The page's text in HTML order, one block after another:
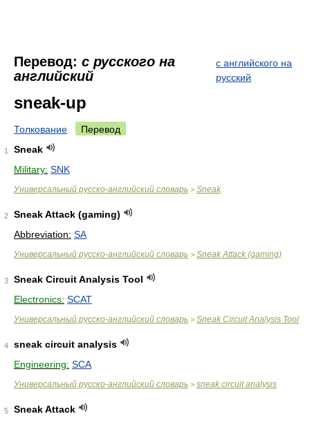
Перевод: с русского на
английский
с английского на
русский
sneak-up
Толкование Перевод
1
Sneak
Military: SNK
Универсальный русско-английский словарь > Sneak
2
Sneak Attack (gaming)
Abbreviation: SA
Универсальный русско-английский словарь > Sneak Attack (gaming)
3
Sneak Circuit Analysis Tool
Electronics: SCAT
Универсальный русско-английский словарь > Sneak Circuit Analysis Tool
4
sneak circuit analysis
Engineering: SCA
Универсальный русско-английский словарь > sneak circuit analysis
5
Sneak Attack